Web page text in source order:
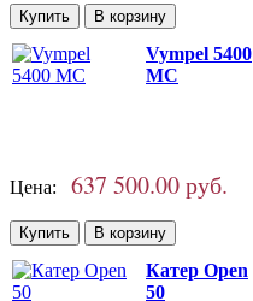
Vympel 5400
MC
Цена: 637 500.00 руб.
Катер Open
50